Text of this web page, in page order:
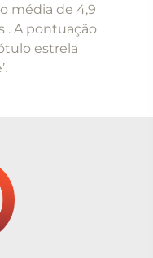
média de 4,9
. A pontuação
estrela